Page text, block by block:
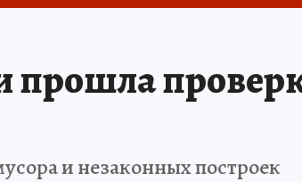
и незаконных построек